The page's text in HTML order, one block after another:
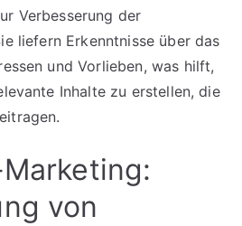
Verbesserung der
liefern Erkenntnisse über das
und Vorlieben, was hilft,
Inhalte zu erstellen, die
von